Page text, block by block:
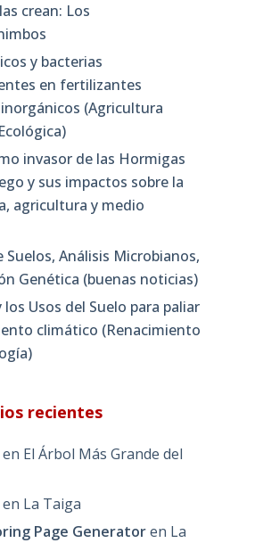
crean: Los
y bacterias
en fertilizantes
(Agricultura
invasor de las Hormigas
y sus impactos sobre la
agricultura y medio
Suelos, Análisis Microbianos,
Genética (buenas noticias)
los Usos del Suelo para paliar
climático (Renacimiento
recientes
en El Árbol Más Grande del
en La Taiga
Page Generatoren La